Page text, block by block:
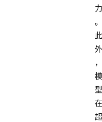
力
。
此
外
，
模
型
在
超